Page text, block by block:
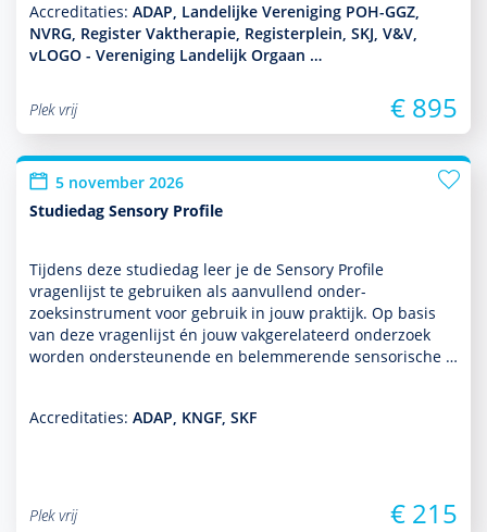
Accreditaties: ADAP, Landelijke Vereniging POH-GGZ,
NVRG, Register Vaktherapie, Registerplein, SKJ, V&V,
vLOGO - Vereniging Landelijk Orgaan …
Plek vrij € 895
5 november 2026
Studiedag Sensory Profile
Tijdens deze studiedag leer je de Sensory Profile
vragenlijst te gebruiken als aan­vullend onder­
zoeksinstrument voor gebruik in jouw prak­tijk. Op basis
van deze vragenlijst én jouw vakgerelateerd onder­zoek
worden onder­steunende en belemmerende sensorische …
Accreditaties: ADAP, KNGF, SKF
Plek vrij € 215